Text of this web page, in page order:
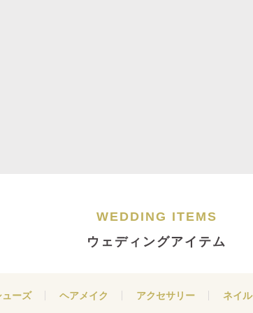
WEDDING ITEMS
ウェディングアイテム
ューズ ヘアメイク アクセサリー ネイル